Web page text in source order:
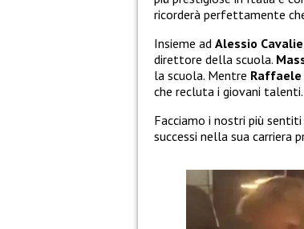
ricorderà perfettamente
Insieme ad Alessio
direttore della scuola.
la scuola. Mentre Raffaele
che recluta i giovani talenti.
Facciamo i nostri più
successi nella sua carriera